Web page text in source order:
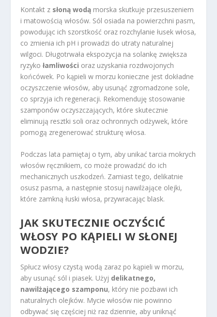
Kontakt z słoną wodą morska skutkuje przesuszeniem
i matowością włosów. Sól osiada na powierzchni pasm,
powodując ich szorstkość oraz rozchylanie łusek włosa,
co zmienia ich pH i prowadzi do utraty naturalnej
wilgoci. Długotrwała ekspozycja na solankę zwiększa
ryzykołamliwości oraz uzyskania rozdwojonych
końcówek. Po kąpieli w morzu konieczne jest dokładne
oczyszczenie włosów, aby usunąć zgromadzone sole,
co sprzyja ich regeneracji. Rekomenduję stosowanie
szamponów oczyszczających, które skutecznie
eliminują resztki soli oraz ochronnych odżywek, które
pomogą zregenerować strukturę włosa.
Podczas lata pamiętaj o tym, aby unikać tarcia mokrych
włosów ręcznikiem, co może prowadzić do ich
mechanicznych uszkodzeń. Zamiast tego, delikatnie
osusz pasma, a następnie stosuj nawilżające olejki,
które zamkną łuski włosa, przywracając blask.
JAK SKUTECZNIE OCZYŚCIĆ
WŁOSY PO KĄPIELI W SŁONEJ
WODZIE?
Spłucz włosy czystą wodą zaraz po kąpieli w morzu,
aby usunąć sól i piasek. Użyj delikatnego,
nawilżającego szamponu, który nie pozbawi ich
naturalnych olejków. Mycie włosów nie powinno
odbywać się częściej niż raz dziennie, aby uniknąć